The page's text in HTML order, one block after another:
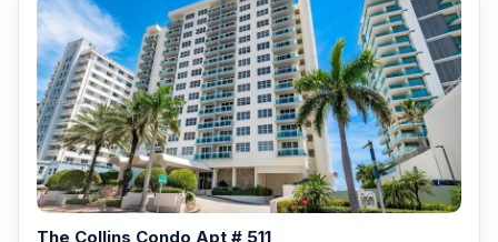
The Collins Condo Apt # 511